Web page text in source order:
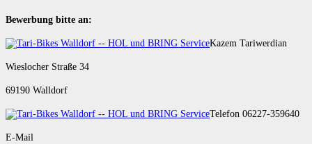
Bewerbung bitte an:
Kazem Tariwerdian
Wieslocher Straße 34
69190 Walldorf
Telefon 06227-359640
E-Mail